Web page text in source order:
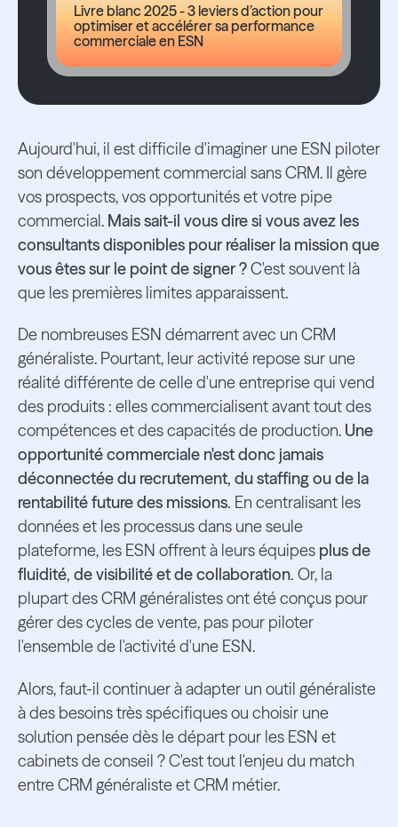
Livre blanc 2025 - 3 leviers d’action pour
optimiser et accélérer sa performance
commerciale en ESN
Aujourd'hui, il est difficile d'imaginer une ESN piloter
son développement commercial sans CRM. Il gère
vos prospects, vos opportunités et votre pipe
commercial. Mais sait-il vous dire si vous avez les
consultants disponibles pour réaliser la mission que
vous êtes sur le point de signer ?C'est souvent là
que les premières limites apparaissent.
De nombreuses ESN démarrent avec un CRM
généraliste. Pourtant, leur activité repose sur une
réalité différente de celle d'une entreprise qui vend
des produits : elles commercialisent avant tout des
compétences et des capacités de production. Une
opportunité commerciale n'est donc jamais
déconnectée du recrutement, du staffing ou de la
rentabilité future des missions. En centralisant les
données et les processus dans une seule
plateforme, les ESN offrent à leurs équipes plus de
fluidité, de visibilité et de collaboration. Or, la
plupart des CRM généralistes ont été conçus pour
gérer des cycles de vente, pas pour piloter
l'ensemble de l'activité d'une ESN.
Alors, faut-il continuer à adapter un outil généraliste
à des besoins très spécifiques ou choisir une
solution pensée dès le départ pour les ESN et
cabinets de conseil ? C'est tout l'enjeu du match
entre CRM généraliste et CRM métier.